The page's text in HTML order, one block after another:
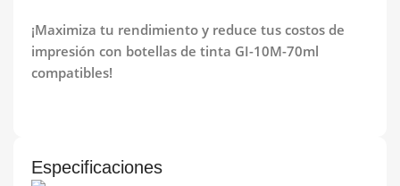
¡Maximiza tu rendimiento y reduce tus costos de
impresión con botellas de tinta GI-10M-70ml
compatibles!
Especificaciones